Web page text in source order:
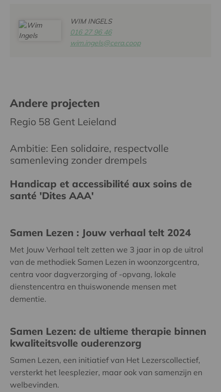
WIM INGELS
016 27 96 46
wim.ingels@cera.coop
Andere projecten
Regio 58 Gent Leieland
Ambitie: Een solidaire, respectvolle
samenleving zonder drempels
Handicap et accessibilité aux soins de
santé 'Dites AAA'
Samen Lezen : Jouw verhaal telt 2024
Met Jouw Verhaal telt zetten we 3 jaar in op de uitrol
van de methodiek Samen Lezen in woonzorgcentra,
centra voor dagverzorging of -opvang, lokale
dienstencentra en thuiswonende mensen met
dementie.
Samen Lezen: de ultieme therapie binnen
kwaliteitsvolle ouderenzorg
Samen Lezen, een initiatief van Het Lezerscollectief,
versterkt het leesplezier, maar ook van samenzijn en
welbevinden.